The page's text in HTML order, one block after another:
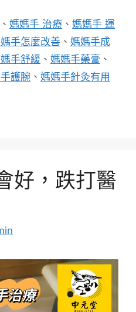
、媽媽手 治療 、媽媽手 運
手怎麼改善 、 媽媽手成
手舒緩 、 媽媽手藥膏 、
護腕 、 媽媽手針灸有用
好，跌打醫